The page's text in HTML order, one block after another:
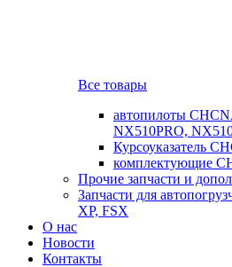
Все товары
автопилоты
NX510PRO,
Курсоуказатель
комплектующие
Прочие запчасти и
Запчасти для
XP, FSX
О нас
Новости
Контакты